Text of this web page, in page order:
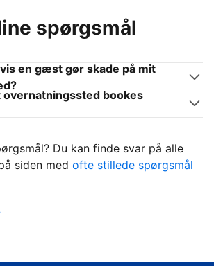
spørgsmål
en gæst gør skade på mit
overnatningssted bookes
Du kan finde svar på alle
siden med ofte stillede spørgsmål
imod gæster